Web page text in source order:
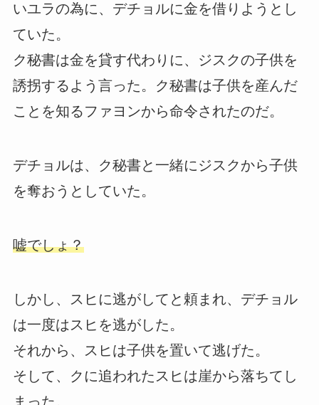
いユラの為に、デチョルに金を借りようとし
ていた。
ク秘書は金を貸す代わりに、ジスクの子供を
誘拐するよう言った。ク秘書は子供を産んだ
ことを知るファヨンから命令されたのだ。
デチョルは、ク秘書と一緒にジスクから子供
を奪おうとしていた。
嘘でしょ？
しかし、スヒに逃がしてと頼まれ、デチョル
は一度はスヒを逃がした。
それから、スヒは子供を置いて逃げた。
そして、クに追われたスヒは崖から落ちてし
まった。